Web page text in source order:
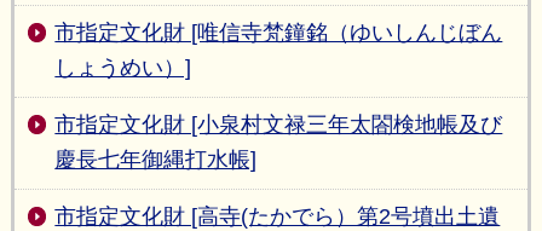
市指定文化財 [唯信寺梵鐘銘（ゆいしんじぼん
しょうめい）]
市指定文化財 [小泉村文禄三年太閤検地帳及び
慶長七年御縄打水帳]
市指定文化財 [高寺(たかでら）第2号墳出土遺